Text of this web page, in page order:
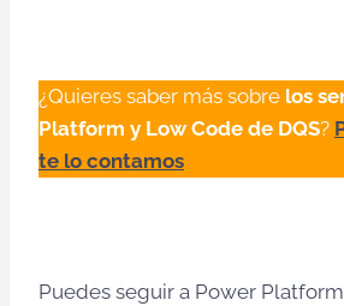
¿Quieres saber más sobre los
Platform y Low Code de DQS?
te lo contamos
Puedes seguir a Power